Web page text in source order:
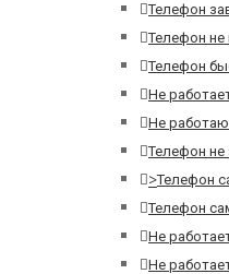
Телефон
Телефон не
Телефон
Не
Не
Телефон не
>Телефон
Телефон
Не
Не